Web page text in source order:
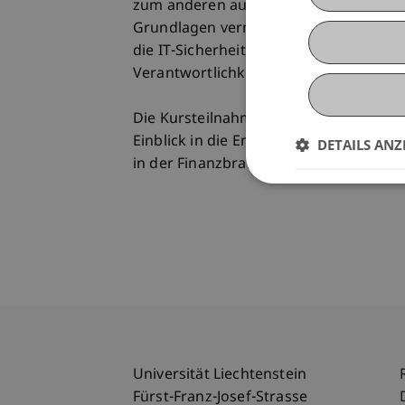
zum anderen auch ein elementares
Grundlagen vermittelt. Neben
die IT-Sicherheit und die sich daraus
Verantwortlichkeiten in Unternehmen
Die Kursteilnahme verschafft Ihnen
Einblick in die Entwicklungen der
in der Finanzbranche.
Universität Liechtenstein
Fürst-Franz-Josef-Strasse
DETAILS